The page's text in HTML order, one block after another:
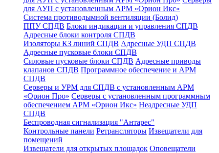
для АУП с установленным АРМ «Орион Икс»
Система противодымной вентиляции (Болид)
ППУ СПДВ Блоки индикации и управления СПДВ
Адресные блоки контроля СПДВ
Изоляторы КЗ линий СПДВ Адресные УДП СПДВ
Адресные пусковые блоки СПДВ
Силовые пусковые блоки СПДВ Адресные приводы
клапанов СПДВ Программное обеспечение и АРМ
СПДВ
Серверы и УРМ для СПДВ с установленным АРМ
«Орион Про» Серверы с установленным программным
обеспечением АРМ «Орион Икс» Неадресные УДП
СПДВ
Беспроводная сигнализация "Антарес"
Контрольные панели Ретрансляторы Извещатели для
помещений
Извещатели для открытых площадок Оповещатели